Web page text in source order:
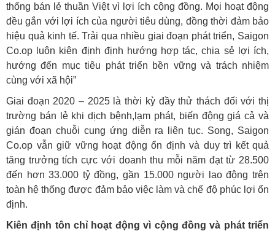
thống bán lẻ thuần Việt vì lợi ích cộng đồng. Mọi hoạt động
đều gắn với lợi ích của người tiêu dùng, đồng thời đảm bảo
hiệu quả kinh tế. Trải qua nhiều giai đoạn phát triển, Saigon
Co.op luôn kiên định định hướng hợp tác, chia sẻ lợi ích,
hướng đến mục tiêu phát triển bền vững và trách nhiệm
cùng với xã hội”
Giai đoạn 2020 – 2025 là thời kỳ đầy thử thách đối với thị
trường bán lẻ khi dịch bệnh,lạm phát, biến động giá cả và
gián đoạn chuỗi cung ứng diễn ra liên tục. Song, Saigon
Co.op vẫn giữ vững hoạt động ổn định và duy trì kết quả
tăng trưởng tích cực với doanh thu mỗi năm đạt từ 28.500
đến hơn 33.000 tỷ đồng, gần 15.000 người lao động trên
toàn hệ thống được đảm bảo việc làm và chế độ phúc lợi ổn
định.
Kiên định tôn chỉ hoạt động vì cộng đồng và phát triển